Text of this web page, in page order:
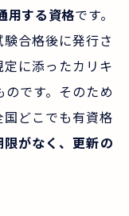
用する資格です。
合格後に発行さ
に添ったカリキ
です。そのため
どこでも有資格
限がなく、更新の